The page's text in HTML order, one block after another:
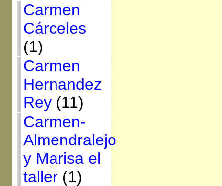
Carmen
Cárceles
(1)
Carmen
Hernandez
Rey(11)
Carmen-
Almendralejo
y Marisa el
taller(1)